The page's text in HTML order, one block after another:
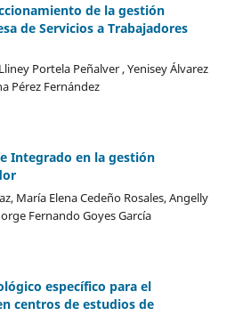
de la gestión
de Servicios a Trabajadores
Portela Peñalver , Yenisey Álvarez
Pérez Fernández
Integrado en la gestión
María Elena Cedeño Rosales, Angelly
Fernando Goyes García
específico para el
centros de estudios de